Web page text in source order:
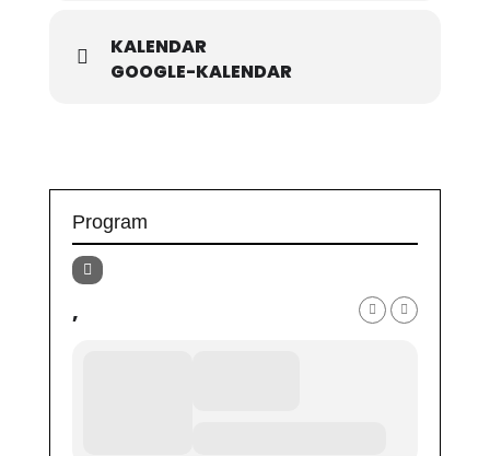
KALENDAR
GOOGLE-KALENDAR
Program
,